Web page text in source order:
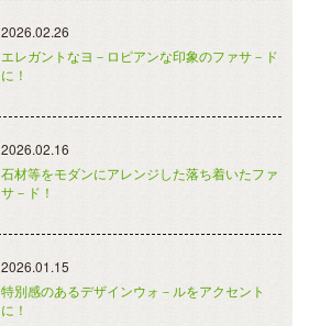
2026.02.26
エレガントなヨ－ロピアンな印象のファサ－ド
に！
2026.02.16
石材等をモダンにアレンジした落ち着いたファ
サ－ド！
2026.01.15
特別感のあるデザインウォ－ルをアクセント
に！